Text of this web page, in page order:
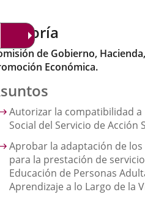
de Gobierno,
Económica.
Autorizar la compatibilidad a
Social del Servicio de Acción
Aprobar la adaptación de
para la prestación de
Educación de Personas
Aprendizaje a lo Largo de la